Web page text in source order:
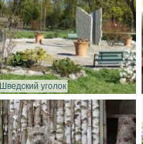
Шведский уголок